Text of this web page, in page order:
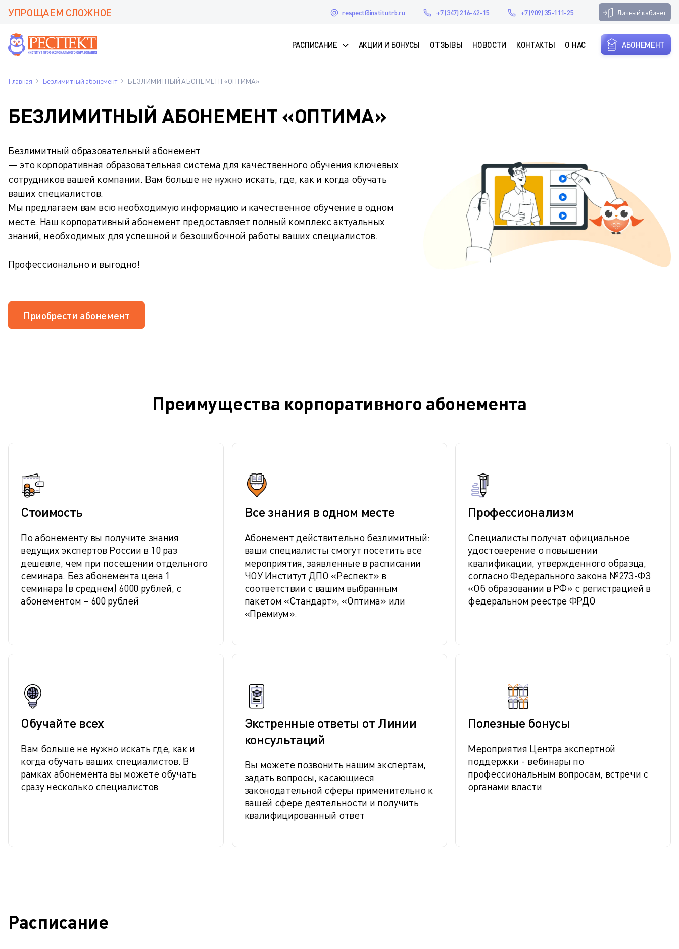
УПРОЩАЕМ СЛОЖНОЕ respect@institutrb.ru +7 (347) 216-42-15 +7 (909) 35-111-25 Личный кабинет
РАСПИСАНИЕ АКЦИИ И БОНУСЫ ОТЗЫВЫ НОВОСТИ КОНТАКТЫ О НАС АБОНЕМЕНТ
Главная Безлимитный абонемент БЕЗЛИМИТНЫЙ АБОНЕМЕНТ «ОПТИМА»
БЕЗЛИМИТНЫЙ АБОНЕМЕНТ «ОПТИМА»
Безлимитный образовательный абонемент
— это корпоративная образовательная система для качественного обучения ключевых
сотрудников вашей компании. Вам больше не нужно искать, где, как и когда обучать
ваших специалистов.
Мы предлагаем вам всю необходимую информацию и качественное обучение в одном
месте. Наш корпоративный абонемент предоставляет полный комплекс актуальных
знаний, необходимых для успешной и безошибочной работы ваших специалистов.
Профессионально и выгодно!
Приобрести абонемент
Преимущества корпоративного абонемента
Стоимость
По абонементу вы получите знания
ведущих экспертов России в 10 раз
дешевле, чем при посещении отдельного
семинара. Без абонемента цена 1
семинара (в среднем) 6000 рублей, с
абонементом – 600 рублей
Все знания в одном месте
Абонемент действительно безлимитный:
ваши специалисты смогут посетить все
мероприятия, заявленные в расписании
ЧОУ Институт ДПО «Респект» в
соответствии с вашим выбранным
пакетом «Стандарт», «Оптима» или
«Премиум».
Профессионализм
Специалисты получат официальное
удостоверение о повышении
квалификации, утвержденного образца,
согласно Федерального закона №273-ФЗ
«Об образовании в РФ» с регистрацией в
федеральном реестре ФРДО
Обучайте всех
Вам больше не нужно искать где, как и
когда обучать ваших специалистов. В
рамках абонемента вы можете обучать
сразу несколько специалистов
Экстренные ответы от Линии
консультаций
Вы можете позвонить нашим экспертам,
задать вопросы, касающиеся
законодательной сферы применительно к
вашей сфере деятельности и получить
квалифицированный ответ
Полезные бонусы
Мероприятия Центра экспертной
поддержки - вебинары по
профессиональным вопросам, встречи с
органами власти
Расписание